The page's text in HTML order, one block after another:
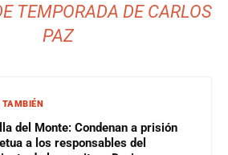
TEMPORADA DE CARLOS
PAZ
del Monte: Condenan a prisión
a los responsables del